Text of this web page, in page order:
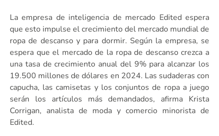
La empresa de inteligencia de mercado Edited espera
que esto impulse el crecimiento del mercado mundial de
ropa de descanso y para dormir. Según la empresa, se
espera que el mercado de la ropa de descanso crezca a
una tasa de crecimiento anual del 9% para alcanzar los
19.500 millones de dólares en 2024. Las sudaderas con
capucha, las camisetas y los conjuntos de ropa a juego
serán los artículos más demandados, afirma Krista
Corrigan, analista de moda y comercio minorista de
Edited.